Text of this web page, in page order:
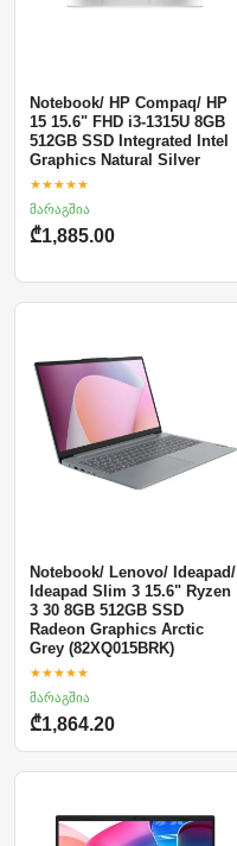
Notebook/ HP Compaq/ HP
15 15.6" FHD i3-1315U 8GB
512GB SSD Integrated Intel
Graphics Natural Silver
★★★★★
მარაგშია
₾1,885.00
Notebook/ Lenovo/ Ideapad/
Ideapad Slim 3 15.6" Ryzen
3 30 8GB 512GB SSD
Radeon Graphics Arctic
Grey (82XQ015BRK)
★★★★★
მარაგშია
₾1,864.20